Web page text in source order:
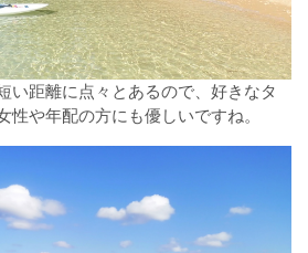
い距離に点々とあるので、好きなタ
性や年配の方にも優しいですね。